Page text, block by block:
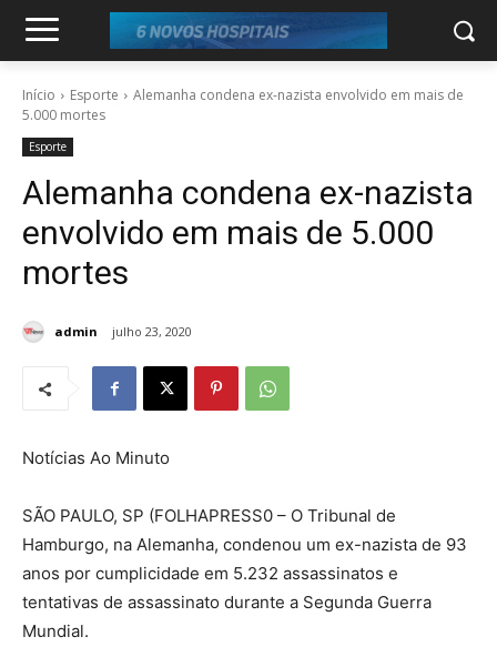
Início Esporte
Alemanha condena ex-nazista envolvido em mais de
5.000 mortes
Esporte
Alemanha condena ex-nazista
envolvido em mais de 5.000
mortes
admin julho 23, 2020
Notícias Ao Minuto
SÃO PAULO, SP (FOLHAPRESS0 – O Tribunal de
Hamburgo, na Alemanha, condenou um ex-nazista de 93
anos por cumplicidade em 5.232 assassinatos e
tentativas de assassinato durante a Segunda Guerra
Mundial.